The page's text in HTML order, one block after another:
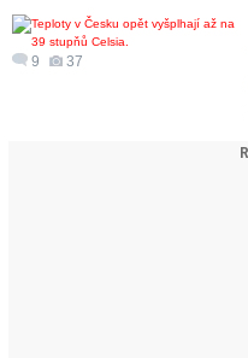
9 37